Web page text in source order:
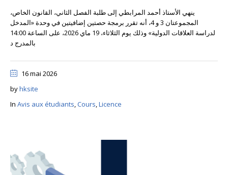
ينهي الأستاذ أحمد المرابطي إلى طلبة الفصل الثاني، القانون الخاص،
المجموعتان 3 و 4، أنه تقرر برمجة حصتين إضافيتين في وحدة «المدخل
لدراسة العلاقات الدولية» وذلك يوم الثلاثاء، 19 ماي 2026، على الساعة 14:00
بالمدرج د
16 mai 2026
byhksite
In Avis aux étudiants,Cours,Licence